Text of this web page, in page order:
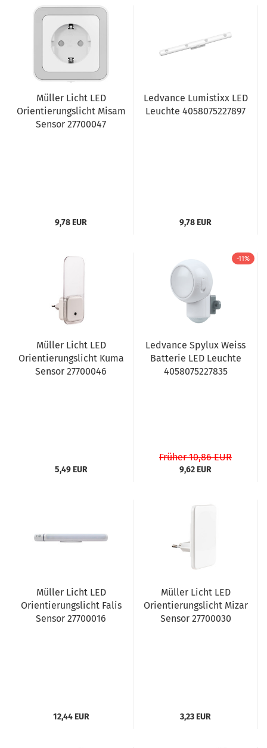
Müller Licht LED
Orientierungslicht Misam
Sensor 27700047
9,78 EUR
Ledvance Lumistixx LED
Leuchte 4058075227897
9,78 EUR
Müller Licht LED
Orientierungslicht Kuma
Sensor 27700046
5,49 EUR
-11%
Ledvance Spylux Weiss
Batterie LED Leuchte
4058075227835
Früher 10,86 EUR
9,62 EUR
Müller Licht LED
Orientierungslicht Falis
Sensor 27700016
12,44 EUR
Müller Licht LED
Orientierungslicht Mizar
Sensor 27700030
3,23 EUR